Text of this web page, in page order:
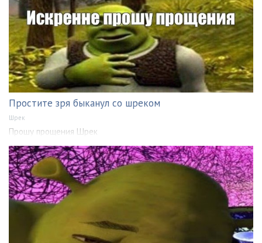
Простите зря быканул со шреком
Шрек
Прошу прощения Шрек